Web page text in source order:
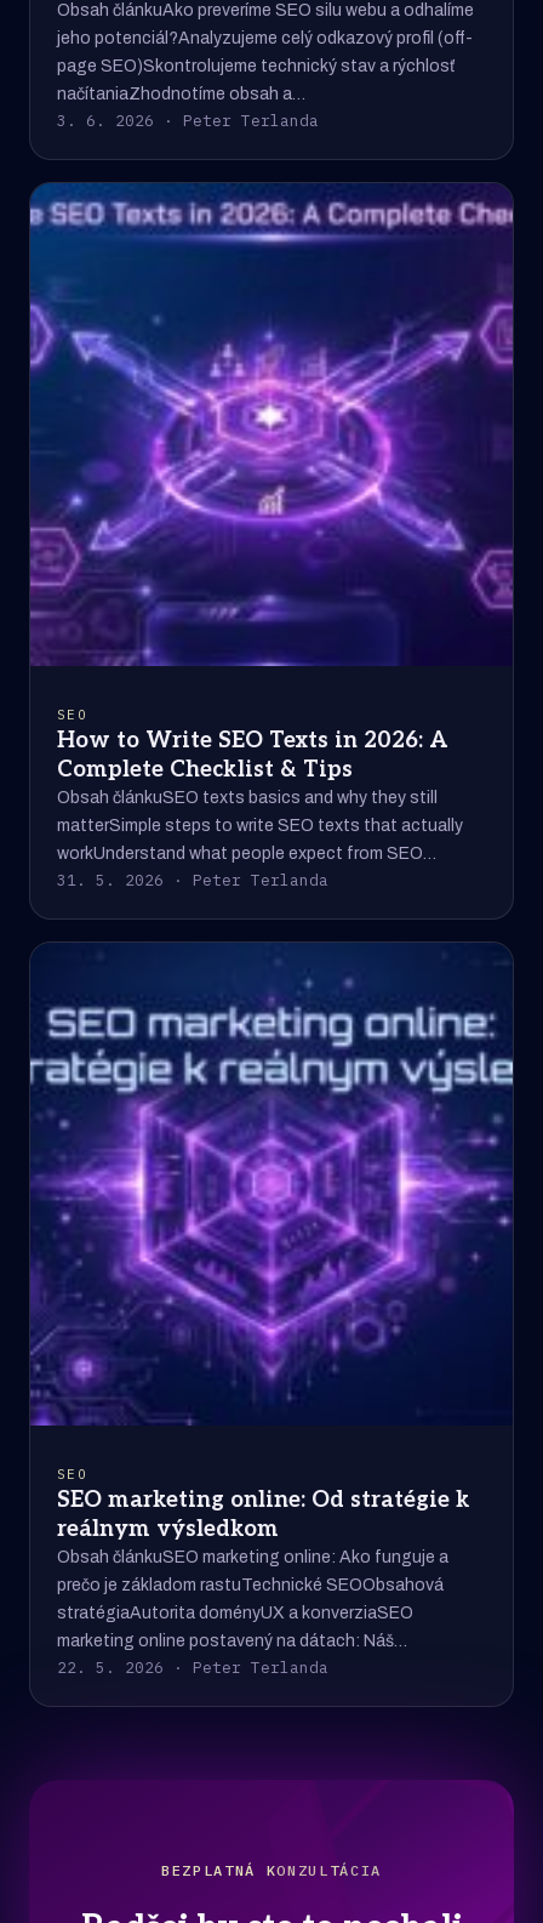
Obsah článkuAko preveríme SEO silu webu a odhalíme
jeho potenciál?Analyzujeme celý odkazový profil (off-
page SEO)Skontrolujeme technický stav a rýchlosť
načítaniaZhodnotíme obsah a…
3. 6. 2026 · Peter Terlanda
SEO
How to Write SEO Texts in 2026: A
Complete Checklist & Tips
Obsah článkuSEO texts basics and why they still
matterSimple steps to write SEO texts that actually
workUnderstand what people expect from SEO…
31. 5. 2026 · Peter Terlanda
SEO
SEO marketing online: Od stratégie k
reálnym výsledkom
Obsah článkuSEO marketing online: Ako funguje a
prečo je základom rastuTechnické SEOObsahová
stratégiaAutorita doményUX a konverziaSEO
marketing online postavený na dátach: Náš…
22. 5. 2026 · Peter Terlanda
BEZPLATNÁ KONZULTÁCIA